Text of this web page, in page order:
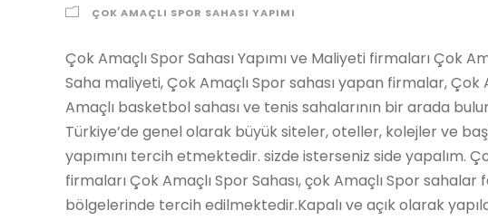
ÇOK AMAÇLI SPOR SAHASI YAPIMI
Çok Amaçlı Spor Sahası Yapımı ve Maliyeti firmaları Çok Amaçlı Spor Sahası yapımı, Çok Amaçlı Saha maliyeti, Çok Amaçlı Spor sahası yapan firmalar, Çok Amaçlı Spor sahalar yapımı futbol, Çok Amaçlı basketbol sahası ve tenis sahalarının bir arada bulunduğu spor sahası modelleridir. Türkiye’de genel olarak büyük siteler, oteller, kolejler ve başka okullar çok Amaçlı Spor saha yapımını tercih etmektedir. sizde isterseniz side yapalım. Çok Amaçlı Spor Sahası Yapımı ve Maliyeti firmaları Çok Amaçlı Spor Sahası, çok Amaçlı Spor sahalar fazlalıkla okul ve site gibi yerleşim bölgelerinde tercih edilmektedir.Kapalı ve açık olarak yapılabilmektedir. Basketbol, futbol ve tenis gibi sporlar bir arada oynayabilmektedir. Saha ölçüleri ve aklınıza gelen başka bir çok soru ile ilgili bize ulaşabilirsiniz. Çok Amaçlı Spor Sahası Yapımı Maliyeti Çok Amaçlı Spor saha ölçüleri amacıyla tam bir standart olamamak ile birlikte en çok tercih edilen ölçü 18m x 36m ‘dir. Bu ölçüler içerisine standart tenis kortu, basketbol sahası ve mini futbol sahası rahat rahat sığmaktadır. SUNİ ÇİM ÇOK AMAÇLI SAHA Suni çim çok Amaçlı Spor saha yapımı, çok Amaçlı Spor sahalar amacıyla 11 mm den 30 mm ye kadar sentetik çim modellerimiz mevcuttur. yapay çim çok Amaçlı Spor saha yapımı maliyeti AKRİLİK KAPLAMA ÇOK AMAÇLI SAHA Akrilik boya çok Amaçlı Spor saha yapımı, akrilik zemin boyaları ile detaylı renklerde çok Amaçlı Spor sahalar gerçekleştirme olasıdür. PARKE ZEMİN ÇOK AMAÇLI SAHA Parke zeminli çok Amaçlı Spor sahalar genelde okul kapalı spor salonları amacıyla idealdir. Parke zemin fiyatları amacıyla lütfen bizi arayın Çok Amaçlı Spor Sahası Yapımı ve Maliyeti firmaları Tenis Kortu, Basketbol Sahası, Yürüyüş Yolu, Oyun Parkı, Bisitklet Yolu, Atletizm Pisti, Voleybol Sahası Çok Amaçlı Saha Nedir? Çok Amaçlı Spor sahalar özel zeminlere sahip spor alanlarıdır ve bir çok sporun aynı anda yapılması fakat bu şekilde geliştirilmiş alanlarda olası olabilmektedir. Farklı sporlar amacıyla bir çok şekilde yapılabilmektedir. Bu sahaları açık ve kapalı olarak iki ana gruba ayırabiliriz. Çok Amaçlı Spor sahalar site ve okulların tercih ettiği ufak mekanlarda kullanımı kolay alanlar yaratılmasını gerçekleştiren özel spor alanlarıdır. çok Amaçlı Spor Sahası, Çok Amaçlı Halı Saha Modellerimiz, .Çok Amaçlı Spor zeminleri, Akrilik Zemin yapan firmalar Çok Amaçlı Sahalarda Hangi Sporlar Oynanır? Çok Amaçlı Spor sahalarda akla gelebilecek nerdeyse tüm sporlar icra edilebilir. Mühendis ekibimiz spor kısmı ölçüleri ve yapılacak sporlara göre çok Amaçlı Spor saha tasarımını orjinal ve ilgi çekici şekilde sıfırdan gerçekleştirmetadır. En çok tercih edilen çok Amaçlı Spor sahalar futbol, basketbol ve tenis kortlarının birlikte bulunduğu üçlü spor alanlarıdır. Çok Amaçlı Spor sahalarda oynanabilecek sporlar sınırsızdır. Voleybol, badminton, hentbol ve aklınıza gelebilecek başka sporlar birleşik edilebilir. Çok Amaçlı Zeminler: Çok Amaçlı Spor sahalar amacıyla detaylı spor zeminleri mevcuttur. 2021 yılında En çok tercih edilen çok Amaçlı Spor saha zemini yapay çim halıdır. Akrilik zeminler de sıkça tercih edilmektedir. Akrilik zeminler gibi elastik olan EPDM zeminler de çok Amaçlı Spor sahalar amacıyla tercih edilir. Hem de kapalı spor salonları amacıyla profesyonel seçimlerimiz de mevcuttur; Parke spor zeminleri de çok Amaçlı Spor sahalar amacıyla yapılmaktadır. 1. SUNİ ÇİM ZEMİNLER Suni çim zeminli çok Amaçlı Spor sahalar kum dolgulu bulunduğu amacıyla basketbol da dahil olmak üzere tüm sporlar amacıyla uygundur. Hem de yapay çim daha ekonomiktir. Siteler ve toplu konut projelerinin gözdesi yapay çim zeminli sahalardır. Mini futbol, tenis, voleybol ve basketbol gibi en çok tercih edilen oyunlar bu sahalarda bir arada olabilmektedir. 2. AKRİLİK ÇOK ZEMİNLER Akrilik zeminler elastiktir ve çok renkli yapılabilir. Bu amaçla çocukların oynayacağı alanlar amacıyla gerektiğince uygundur ve sıkça tercih edilir. Bu zeminler çocuk oyun alanlarında da en çok sarfedilen zeminlerdir. 3. EPDM ZEMİNLER EPDM granüllerden oluşturulan zeminler kalın ve elastik kauçuk zeminlerdir. İstenilen renklerde ve şekillerde zemine sıcak olarak dökülür. Çok Amaçlı Spor sahalarda üst segmentin tercih ettiği bir üründür. 4. PARKE ZEMİNLER Parke zeminler ise kapalı spor salonlarının olmazsa olmazıdır. Profesyonel basketbol maçları, profesyonel hentbol maçları ve profesyonel voleybol maçları amacıyla parke zeminlerimizin bilhassarini lütfen sorunuz Çok Amaçlı Saha Yapımı Maliyeti Nedir? Tecrübeli kadromuz ile yapay çim, akrilik ve epdm çok Amaçlı Spor saha yapımı konusu ile ilgili bizden bilgi ve fiyat alabilirsiniz. Kapalı sahaların maliyeti sahanın ölçülerine ve bilhassarine göre değişmektedir. Brandalı, sac kaplama ve panel kaplama kapalı saha modellerimiz mevcuttur. Hem de sarfedilen yapay çim ve başka zemin modelleri de saha yapımı maliyetini etkiler. Kauçuk Zemin Kaplama m2 fiyatları, 2021 tarihi için geçerli birim maliyetler aşağıda belirtilmiştir. – 2 cm Sbr Karo ( 40×40 50×50) : 27 – 60 ₺ / m² – 2,5 cm Sbr Karo ( 40×40 50×50) : 31 – 33 ₺ / m² – 3 cm Sbr Karo ( 40×40 50×50) : 37 – 41 ₺ / m² – 2 cm Altıgen Karo : 28 – 34 ₺ / m² – 3 cm Altıgen Karo : 34 – 38 ₺ / m² – 2,5 cm Puzzle Karo : 32 – 38 ₺ / m² TUTKAL: 6,50 – 8,50 ₺ / m² İŞÇİLİK: 5 – 10 ₺ / m² karo kauçuk Ebatı fiyatı işlemler 2 cm Sbr Karo 40×40 50×50 90,00 TL güncel fiyat için arayınız 2,5 cm Sbr Karo 40×40 50×50 100,00 TL m3 alanına göre fiyat verilir 3 cm Sbr Karo 40×40 50×50 120,00 TL 400 m2 üzeri özel fiyat 2 cm Altıgen Karo 40×40 50×50 95,00 TL uygun fiyat garantisi 3 cm Altıgen Karo 40×40 50×50 125,00 TL anahtar teslimi Not: Yukarıdaki fiyatlar kdv – uygulama – tutkal – nakliye hariç, karo kauçuk m² fiyatı belirtir. SBR; geri dönüşüm kauçuk granül, EPDM; orjinal kauçuk granül anlamına gelir. Çok Amaçlı saha Yapımı 2021 2022 2023 fiyatları Şehirler İlçeler Adana Çok Amaçlı saha Yapımı, Adıyaman Çok Amaçlı saha Yapımı, Afyon Çok Amaçlı saha Yapımı, Ağrı Çok Amaçlı saha Yapımı, Amasya Çok Amaçlı saha Yapımı, Ankara Çok Amaçlı saha Yapımı, Antalya Çok Amaçlı saha Yapımı, Artvin Çok Amaçlı saha Yapımı, Aydın Çok Amaçlı saha Yapımı, Balıkesir Çok Amaçlı saha Yapımı, Bilecik Çok Amaçlı saha Yapımı, Bingöl Çok Amaçlı saha Yapımı, Bitlis Çok Amaçlı saha Yapımı, Bolu Çok Amaçlı saha Yapımı, Burdur Çok Amaçlı saha Yapımı, Bursa Çok Amaçlı